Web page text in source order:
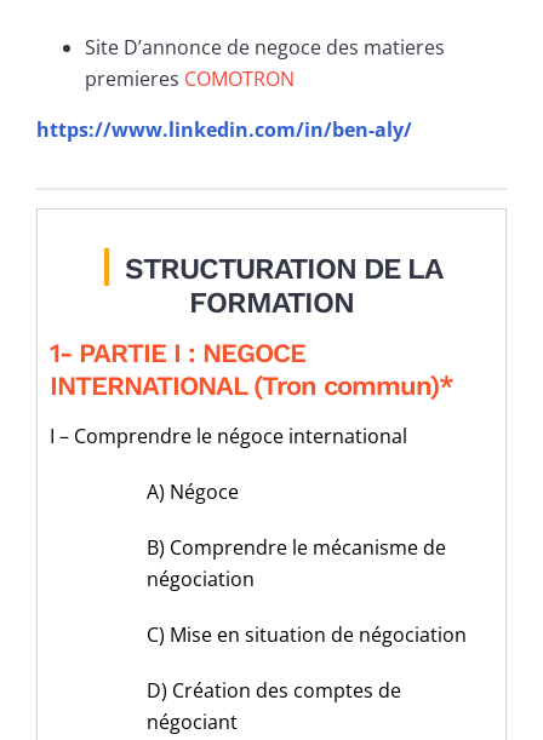
Site D’annonce de negoce des matieres
premieres COMOTRON
https://www.linkedin.com/in/ben-aly/
| STRUCTURATION DE LA
FORMATION
1- PARTIE I : NEGOCE
INTERNATIONAL (Tron commun)*
I – Comprendre le négoce international
A) Négoce
B) Comprendre le mécanisme de
négociation
C) Mise en situation de négociation
D) Création des comptes de
négociant